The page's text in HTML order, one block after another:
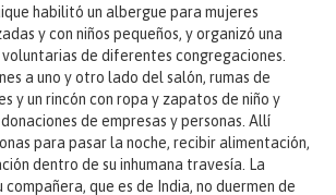
habilitó un albergue para mujeres
y con niños pequeños, y organizó una
de diferentes congregaciones.
a uno y otro lado del salón, rumas de
y un rincón con ropa y zapatos de niño y
de empresas y personas. Allí
para pasar la noche, recibir alimentación,
dentro de su inhumana travesía. La
compañera, que es de India, no duermen de